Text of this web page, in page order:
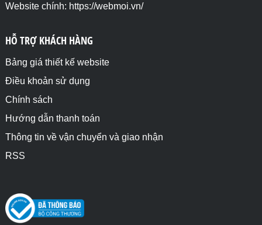
Website chính: https://webmoi.vn/
HỖ TRỢ KHÁCH HÀNG
Bảng giá thiết kế website
Điều khoản sử dụng
Chính sách
Hướng dẫn thanh toán
Thông tin về vận chuyển và giao nhận
RSS